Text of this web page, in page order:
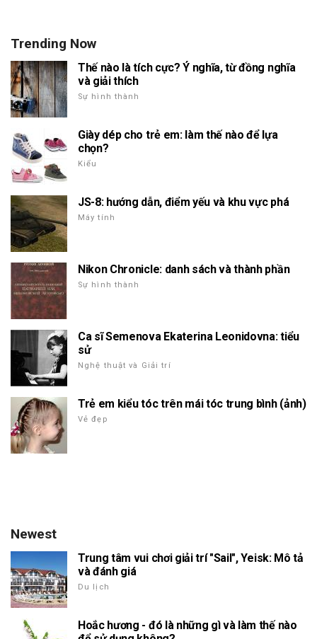
Trending Now
Thế nào là tích cực? Ý nghĩa, từ đồng nghĩa
và giải thích
Sự hình thành
Giày dép cho trẻ em: làm thế nào để lựa
chọn?
Kiểu
JS-8: hướng dẫn, điểm yếu và khu vực phá
Máy tính
Nikon Chronicle: danh sách và thành phần
Sự hình thành
Ca sĩ Semenova Ekaterina Leonidovna: tiểu
sử
Nghệ thuật và Giải trí
Trẻ em kiểu tóc trên mái tóc trung bình (ảnh)
Vẻ đẹp
Newest
Trung tâm vui chơi giải trí "Sail", Yeisk: Mô tả
và đánh giá
Du lịch
Hoắc hương - đó là những gì và làm thế nào